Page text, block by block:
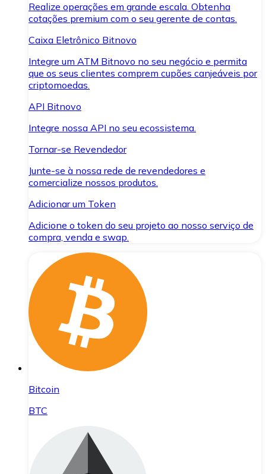
Realize operações em grande escala. Obtenha
cotações premium com o seu gerente de contas.
Caixa Eletrônico Bitnovo
Integre um ATM Bitnovo no seu negócio e permita
que os seus clientes comprem cupões canjeáveis por
criptomoedas.
API Bitnovo
Integre nossa API no seu ecossistema.
Tornar-se Revendedor
Junte-se à nossa rede de revendedores e
comercialize nossos produtos.
Adicionar um Token
Adicione o token do seu projeto ao nosso serviço de
compra, venda e swap.
Bitcoin
BTC